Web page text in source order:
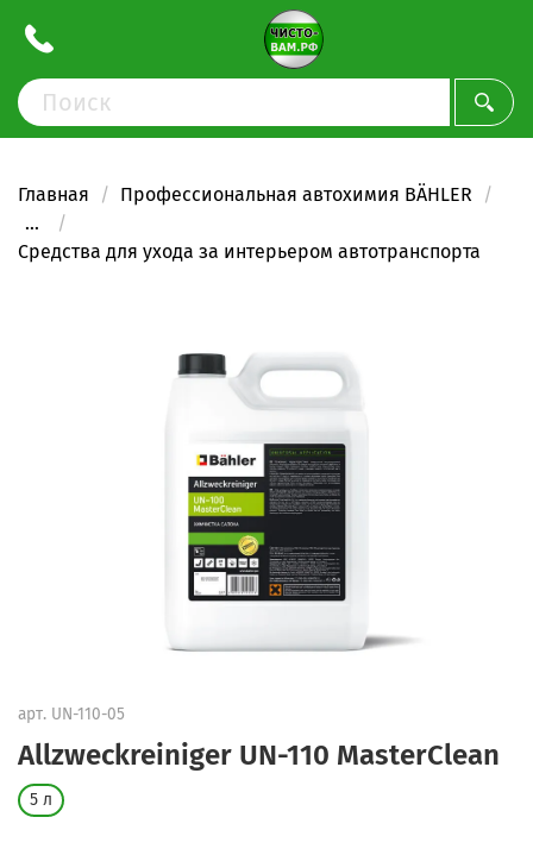
Главная
Профессиональная автохимия BÄHLER
...
Средства для ухода за интерьером автотранспорта
арт. UN-110-05
Allzweckreiniger UN-110 MasterClean
5 л